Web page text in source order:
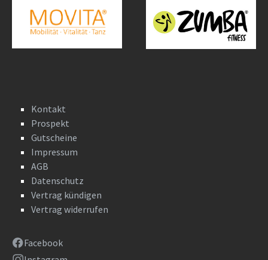
Kontakt
Prospekt
Gutscheine
Impressum
AGB
Datenschutz
Vertrag kündigen
Vertrag widerrufen
Facebook